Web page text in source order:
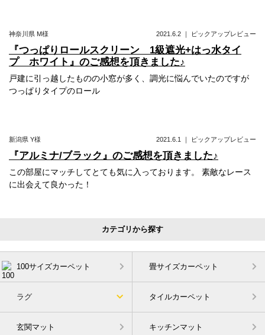
ン
神奈川県 M様 2021.6.2 ｜ ピックアップレビュー
『つっぱりロールスクリーン 1級遮光+はっ水タイ
プ ホワイト』のご感想を頂きました♪
戸建に引っ越したものの小窓が多く、調光に悩んでいたのですが
つっぱりタイプのロール
新潟県 Y様 2021.6.1 ｜ ピックアップレビュー
『アルミナ/ブラック』のご感想を頂きました♪
この部屋にマッチしてとても気に入っております。 素敵なレース
に出会えて良かった！
カテゴリから探す
100サイズカーペット 畳サイズカーペット
ラグ タイルカーペット
玄関マット キッチンマット